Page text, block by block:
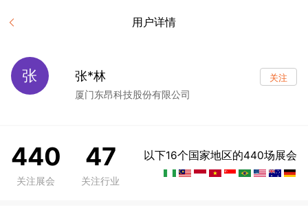
用户详情
张 张*林
厦门东昂科技股份有限公司
关注
440
关注展会
47
关注行业
以下16个国家地区的440场展会